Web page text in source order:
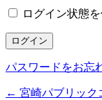
ログイン状態
パスワードをお忘
← 宮崎パブリック